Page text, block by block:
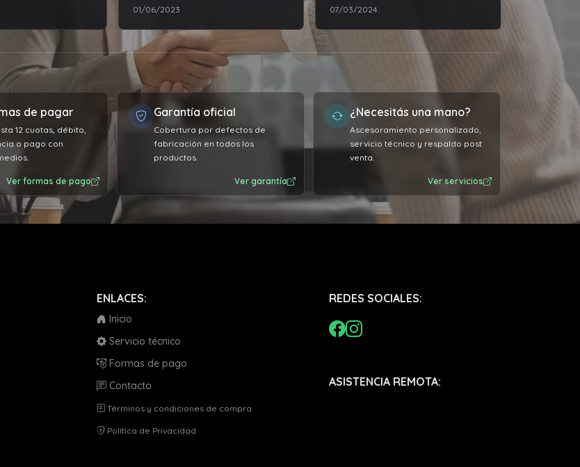
más de lo
Una vez realizado
me dijeron que día
en la
y no hubo
todo fue
me lo dijeron.
con la
atención que
los recomiendo
01/06/2023 07/03/2024 20/07/2024
de pagar
12 cuotas, débito,
o pago con
Ver formas de pago
Garantía oficial
Cobertura por defectos de
fabricación en todos los
productos.
Ver garantía
¿Necesitás una mano?
Ascesoramiento personalizado,
servicio técnico y respaldo post
venta.
Ver servicios
ENLACES:
Inicio
Servicio técnico
Formas de pago
Contacto
Términos y condiciones de compra
Política de Privacidad
REDES SOCIALES:
ASISTENCIA REMOTA: